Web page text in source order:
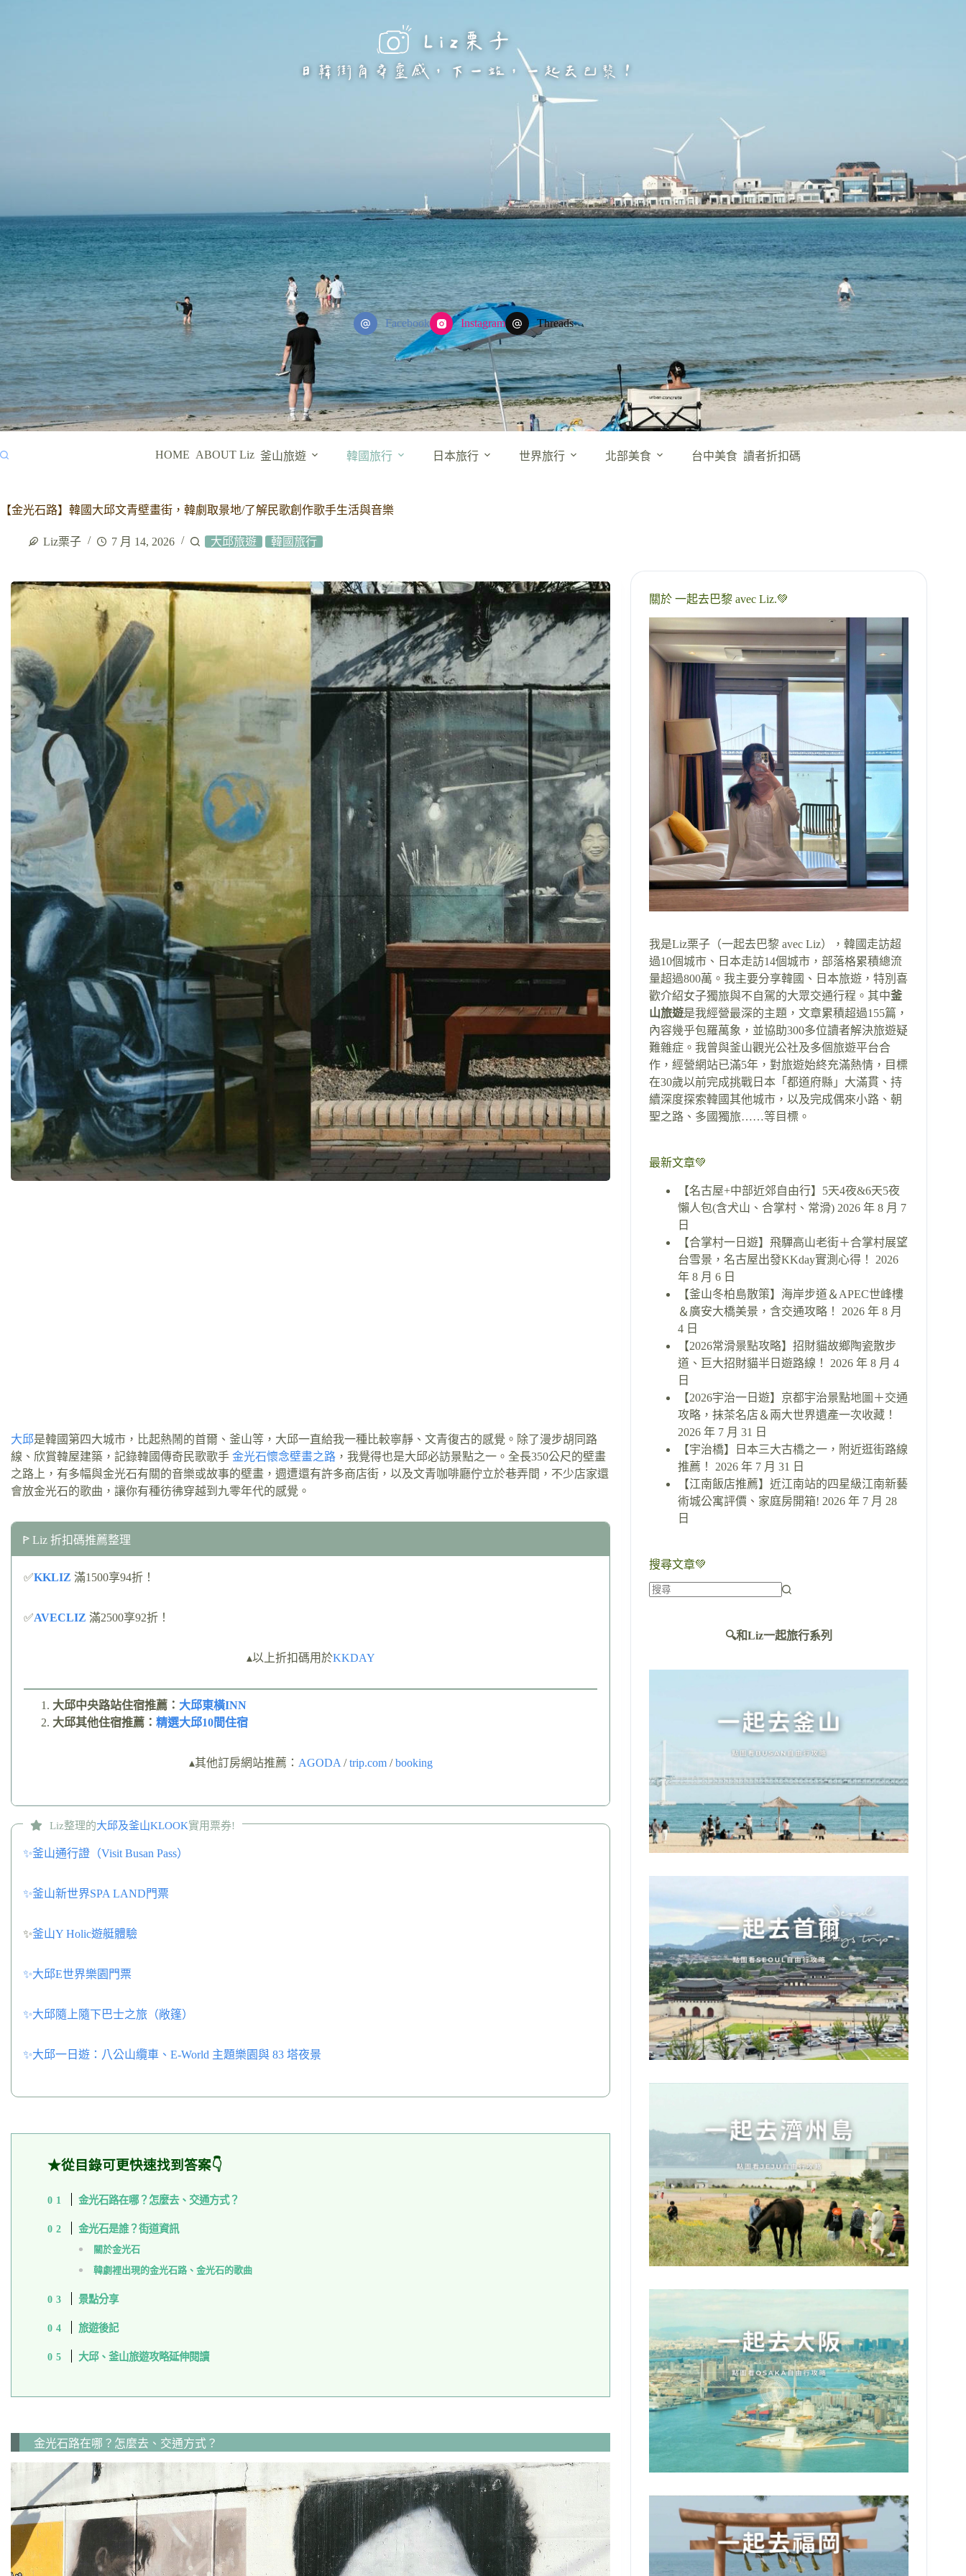
Facebook Instagram Threads
HOME ABOUT Liz 釜山旅遊 韓國旅行 日本旅行 世界旅行 北部美食 台中美食 讀者折扣碼
【金光石路】韓國大邱文青壁畫街，韓劇取景地/了解民歌創作歌手生活與音樂
Liz栗子 7 月 14, 2026 大邱旅遊 韓國旅行
大邱是韓國第四大城市，比起熱鬧的首爾、釜山等，大邱一直給我一種比較寧靜、文青復古的感覺。除了漫步胡同路
線、欣賞韓屋建築，記錄韓國傳奇民歌歌手 金光石懷念壁畫之路 ，我覺得也是大邱必訪景點之一。全長350公尺的壁畫
之路上，有多幅與金光石有關的音樂或故事的壁畫，週遭還有許多商店街，以及文青咖啡廳佇立於巷弄間，不少店家還
會放金光石的歌曲，讓你有種彷彿穿越到九零年代的感覺。
ꚰ Liz 折扣碼推薦整理
✅KKLIZ 滿1500享94折！
✅AVECLIZ 滿2500享92折！
▴以上折扣碼用於KKDAY
大邱中央路站住宿推薦： 大邱東橫INN
大邱其他住宿推薦： 精選大邱10間住宿
▴其他訂房網站推薦： AGODA/trip.com/booking
Liz整理的大邱及釜山KLOOK實用票券!
✨釜山通行證（Visit Busan Pass）
✨釜山新世界SPA LAND門票
✨釜山Y Holic遊艇體驗
✨大邱E世界樂園門票
✨大邱隨上隨下巴士之旅（敞篷）
✨大邱一日遊：八公山纜車、E-World 主題樂園與 83 塔夜景
★從目錄可更快速找到答案👇
金光石路在哪？怎麼去、交通方式？
金光石是誰？街道資訊
關於金光石
韓劇裡出現的金光石路、金光石的歌曲
景點分享
旅遊後記
大邱、釜山旅遊攻略延伸閱讀
金光石路在哪？怎麼去、交通方式？
關於 一起去巴黎 avec Liz.💚
我是Liz栗子（一起去巴黎 avec Liz），韓國走訪超
過10個城市、日本走訪14個城市，部落格累積總流
量超過800萬。我主要分享韓國、日本旅遊，特別喜
歡介紹女子獨旅與不自駕的大眾交通行程。其中釜
山旅遊是我經營最深的主題，文章累積超過155篇，
內容幾乎包羅萬象，並協助300多位讀者解決旅遊疑
難雜症。我曾與釜山觀光公社及多個旅遊平台合
作，經營網站已滿5年，對旅遊始終充滿熱情，目標
在30歲以前完成挑戰日本「都道府縣」大滿貫、持
續深度探索韓國其他城市，以及完成偶來小路、朝
聖之路、多國獨旅……等目標。
最新文章💚
【名古屋+中部近郊自由行】5天4夜&6天5夜
懶人包(含犬山、合掌村、常滑) 2026 年 8 月 7
日
【合掌村一日遊】飛驒高山老街＋合掌村展望
台雪景，名古屋出發KKday實測心得！
2026
年 8 月 6 日
【釜山冬柏島散策】海岸步道＆APEC世峰樓
＆廣安大橋美景，含交通攻略！
2026 年 8 月
4 日
【2026常滑景點攻略】招財貓故鄉陶瓷散步
道、巨大招財貓半日遊路線！
2026 年 8 月 4
日
【2026宇治一日遊】京都宇治景點地圖＋交通
攻略，抹茶名店＆兩大世界遺產一次收藏！
2026 年 7 月 31 日
【宇治橋】日本三大古橋之一，附近逛街路線
推薦！
2026 年 7 月 31 日
【江南飯店推薦】近江南站的四星級江南新藝
術城公寓評價、家庭房開箱! 2026 年 7 月 28
日
搜尋文章💚
🔍和Liz一起旅行系列